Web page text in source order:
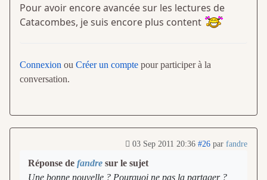
Pour avoir encore avancée sur les lectures de
Catacombes, je suis encore plus content
Connexion ou Créer un compte pour participer à la
conversation.
03 Sep 2011 20:36 #26 par fandre
Réponse de fandre sur le sujet
Une bonne nouvelle ? Pourquoi ne pas la partager ?